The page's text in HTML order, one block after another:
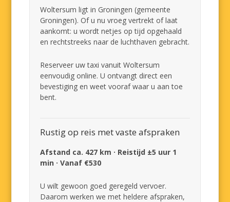
Woltersum ligt in Groningen (gemeente
Groningen). Of u nu vroeg vertrekt of laat
aankomt: u wordt netjes op tijd opgehaald
en rechtstreeks naar de luchthaven gebracht.
Reserveer uw taxi vanuit Woltersum
eenvoudig online. U ontvangt direct een
bevestiging en weet vooraf waar u aan toe
bent.
Rustig op reis met vaste afspraken
Afstand ca. 427 km · Reistijd ±5 uur 1
min · Vanaf €530
U wilt gewoon goed geregeld vervoer.
Daarom werken we met heldere afspraken,